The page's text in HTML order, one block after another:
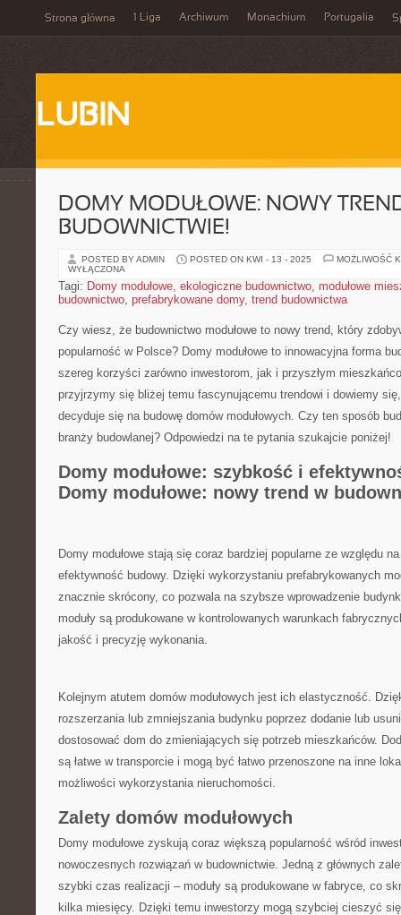
Strona główna 1 Liga Archiwum Monachium Portugalia
LUBIN
DOMY MODUŁOWE: NOWY
BUDOWNICTWIE!
POSTED BY ADMIN POSTED ON KWI - 13 - 2025
MOŻLIWOŚĆ
WYŁĄCZONA
Tagi: Domy modułowe, ekologiczne budownictwo, modułowe
budownictwo, prefabrykowane domy, trend budownictwa
Czy wiesz, że budownictwo modułowe ‍to nowy trend, który
popularność w Polsce? ‍Domy modułowe to innowacyjna forma
szereg‍ korzyści zarówno inwestorom, jak i przyszłym
przyjrzymy ⁤się bliżej temu‍ fascynującemu trendowi i‌ dowiemy
‌decyduje ​się na budowę domów modułowych. Czy⁤ ten⁣ sposób
branży budowlanej? Odpowiedzi na ​te pytania ⁣szukajcie​ poniżej!
Domy modułowe: szybkość i
Domy modułowe: nowy trend w
Domy modułowe stają się coraz bardziej popularne ze ‍względu
efektywność budowy. Dzięki wykorzystaniu prefabrykowanych
znacznie skrócony, co pozwala na szybsze wprowadzenie
moduły są produkowane w kontrolowanych warunkach
jakość i precyzję wykonania.
Kolejnym atutem domów modułowych jest ich elastyczność.
rozszerzania ‍lub zmniejszania budynku poprzez‍ dodanie‌ lub⁤
‌dostosować dom do ​zmieniających się potrzeb mieszkańców.
są łatwe w transporcie i mogą‌ być łatwo przenoszone na inne​
możliwości wykorzystania nieruchomości.
Zalety domów modułowych
Domy modułowe‍ zyskują coraz większą popularność wśród
nowoczesnych rozwiązań ⁢w budownictwie.⁣ Jedną z głównych
szybki czas realizacji – moduły są ‌produkowane w fabryce, co
kilka miesięcy. Dzięki temu inwestorzy mogą ​szybciej cieszyć